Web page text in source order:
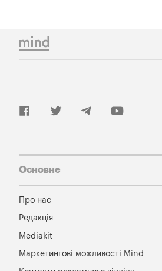
Основне
Про нас
Редакція
Mediakit
Маркетингові можливості Mind